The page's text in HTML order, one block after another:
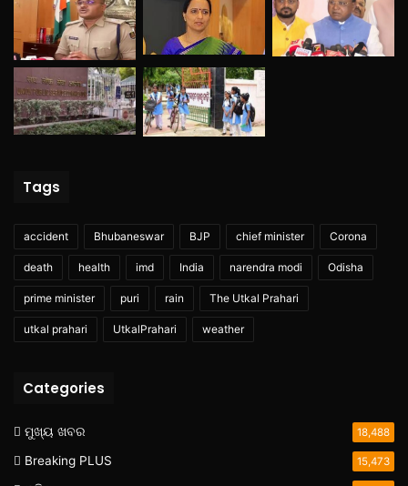
Tags
accident Bhubaneswar BJP chief minister Corona
death health imd India narendra modi Odisha
prime minister puri rain The Utkal Prahari
utkal prahari UtkalPrahari weather
Categories
ମୁଖ୍ୟ ଖବର 18,488
Breaking PLUS 15,473